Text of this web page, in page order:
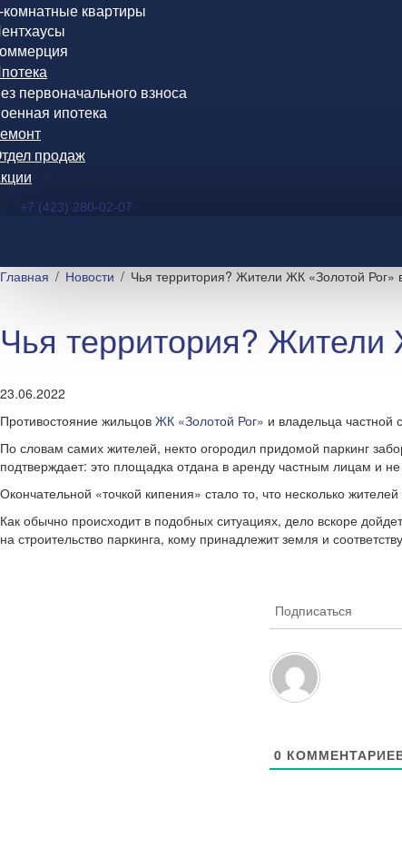
комнатные квартиры
первоначального взноса
ипотека
продаж
+7 (423) 280-02-07
Главная Новости Чья территория? Жители ЖК «Золотой Рог»
Чья территория? Жители
23.06.2022
Противостояние жильцов ЖК «Золотой Рог» и владельца частной
По словам самих жителей, некто огородил придомой паркинг
подтверждает: это площадка отдана в аренду частным лицам и
Окончательной «точкой кипения» стало то, что несколько
Как обычно происходит в подобных ситуациях, дело вскоре
на строительство паркинга, кому принадлежит земля и
Подписаться
0